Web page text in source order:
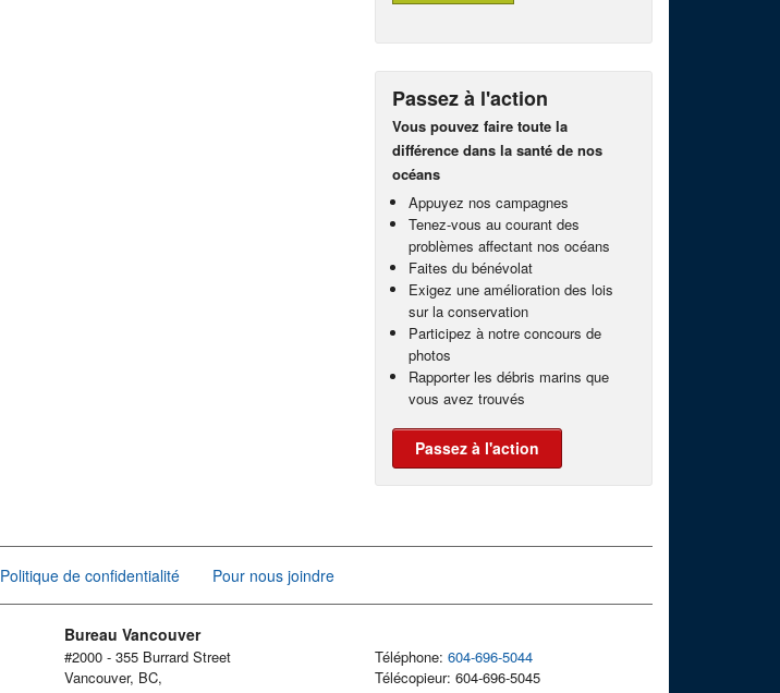
Passez à l'action
Vous pouvez faire toute la
différence dans la santé de nos
océans
Appuyez nos campagnes
Tenez-vous au courant des
problèmes affectant nos océans
Faites du bénévolat
Exigez une amélioration des lois
sur la conservation
Participez à notre concours de
photos
Rapporter les débris marins que
vous avez trouvés
Passez à l'action
Politique de confidentialité Pour nous joindre
Bureau Vancouver
#2000 - 355 Burrard Street
Vancouver, BC,
Téléphone: 604-696-5044
Télécopieur: 604-696-5045